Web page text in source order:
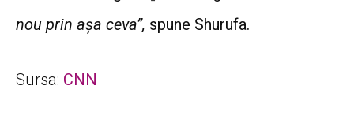
nou prin așa ceva”, spune Shurufa.
Sursa: CNN